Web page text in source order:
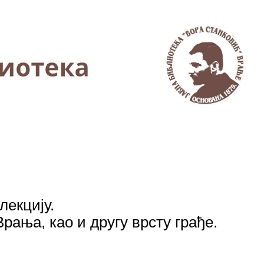
као и другу врсту грађе.